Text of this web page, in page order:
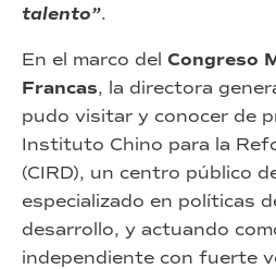
talento”.
En el marco del Congreso
Francas, la directora
pudo visitar y conocer de
Instituto Chino para la
(CIRD), un centro público
especializado en políticas
desarrollo, y actuando
independiente con fuerte